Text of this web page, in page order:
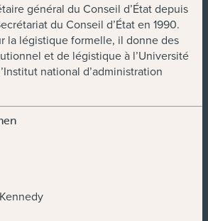
général du Conseil d’État depuis
du Conseil d’État en 1990.
la légistique formelle, il donne des
et de légistique à l’Université
national d’administration